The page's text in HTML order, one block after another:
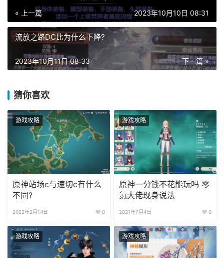
« 上一篇 2023年10月10日 08:31
流放之路DC比为什么下降?
下一篇 »
2023年10月11日 08:33
猜你喜欢
游戏攻略
原神站场c与速切c有什么
不同?
2022年2月14日 0
游戏攻略
原神一分钱不花能玩吗 零
氪大佬现身说法
2021年7月4日 0
游戏攻略 游戏攻略